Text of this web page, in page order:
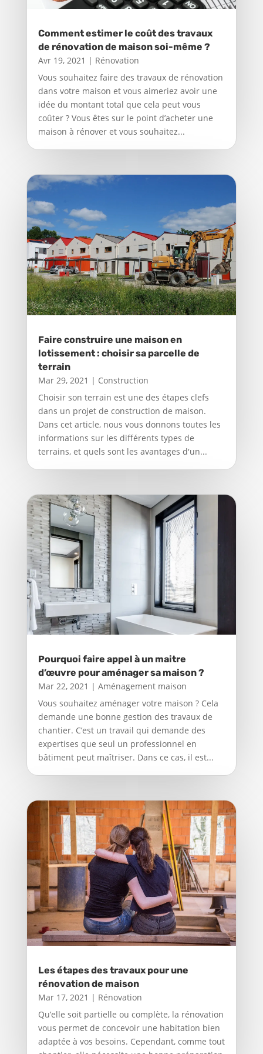
Comment estimer le coût des travaux
de rénovation de maison soi-même ?
Avr 19, 2021 | Rénovation
Vous souhaitez faire des travaux de rénovation
dans votre maison et vous aimeriez avoir une
idée du montant total que cela peut vous
coûter ? Vous êtes sur le point d’acheter une
maison à rénover et vous souhaitez...
Faire construire une maison en
lotissement : choisir sa parcelle de
terrain
Mar 29, 2021 | Construction
Choisir son terrain est une des étapes clefs
dans un projet de construction de maison.
Dans cet article, nous vous donnons toutes les
informations sur les différents types de
terrains, et quels sont les avantages d'un...
Pourquoi faire appel à un maitre
d’œuvre pour aménager sa maison ?
Mar 22, 2021 | Aménagement maison
Vous souhaitez aménager votre maison ? Cela
demande une bonne gestion des travaux de
chantier. C’est un travail qui demande des
expertises que seul un professionnel en
bâtiment peut maîtriser. Dans ce cas, il est...
Les étapes des travaux pour une
rénovation de maison
Mar 17, 2021 | Rénovation
Qu’elle soit partielle ou complète, la rénovation
vous permet de concevoir une habitation bien
adaptée à vos besoins. Cependant, comme tout